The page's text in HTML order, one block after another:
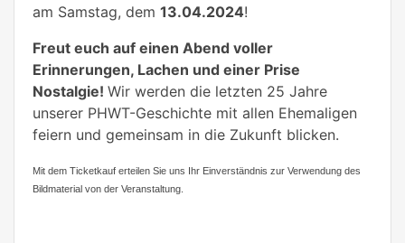
am Samstag, dem 13.04.2024!
Freut euch auf einen Abend voller
Erinnerungen, Lachen und einer Prise
Nostalgie! Wir werden die letzten 25 Jahre
unserer PHWT-Geschichte mit allen Ehemaligen
feiern und gemeinsam in die Zukunft blicken.
Mit dem Ticketkauf erteilen Sie uns Ihr Einverständnis zur Verwendung des
Bildmaterial von der Veranstaltung.